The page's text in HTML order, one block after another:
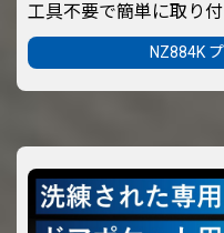
工具不要で簡単に取り付
NZ884K